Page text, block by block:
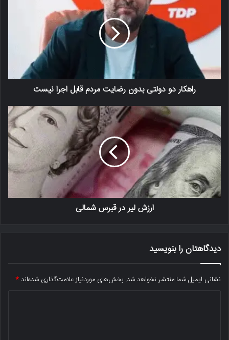
راهکار دو دولتی بدون رضایت مردم قابل اجرا نیست
ارزش لیر در قبرس شمالی
دیدگاهتان را بنویسید
نشانی ایمیل شما منتشر نخواهد شد. بخش‌های موردنیاز علامت‌گذاری شده‌اند*